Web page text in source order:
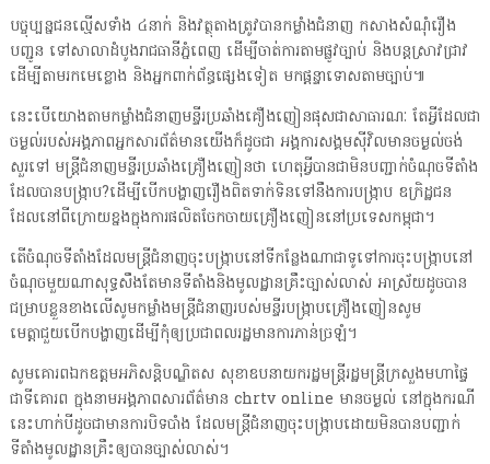
បច្ចុប្បន្នជនល្មើសទាំង ៤នាក់ និងវត្ថុតាងត្រូវបានកម្លាំងជំនាញ កសាងសំណុំរឿង
បញ្ជូន ទៅសាលាដំបូងរាជធានីភ្នំពេញ ដើម្បីចាត់ការតាមផ្លូវច្បាប់ និងបន្តស្រាវជ្រាវ
ដើម្បីតាមរកមេខ្លោង និងអ្នកពាក់ព័ន្ធផ្សេងទៀត មកផ្តន្ទាទោសតាមច្បាប់៕
នេះបើយោងតាមកម្លាំងជំនាញមន្ទីរប្រឆាំងគឿងញៀនផុសជាសាធារណៈ តែអ្វីដែលជា
ចម្ងល់របស់អង្គភាពអ្នកសារព័ត៌មានយើងក៏ដូចជា អង្គការសង្គមស៊ីវិលមានចម្ងល់ចង់
សួរទៅ មន្ត្រីជំនាញមន្ទីរប្រឆាំងគ្រឿងញៀនថា ហេតុអ្វីបានជាមិនបញ្ជាក់ចំណុចទីតាំង
ដែលបានបង្ក្រាប?ដើម្បីបើកបង្ហាញរឿងពិតទាក់ទិនទៅនឹងការបង្ក្រាប ឧក្រិដ្ឋជន
ដែលនៅពីក្រោយខ្នងក្នុងការផលិតចែកចាយគ្រឿងញៀននៅប្រទេសកម្ពុជា។
តើចំណុចទីតាំងដែលមន្ត្រីជំនាញចុះបង្ក្រាបនៅទីកន្លែងណាជាទូទៅការចុះបង្ក្រាបនៅ
ចំណុចមួយណាសុទ្ធសឹងតែមានទីតាំងនិងមូលដ្ឋានគ្រឹះច្បាស់លាស់ អាស្រ័យដូចបាន
ជម្រាបខ្លួនខាងលើសូមកម្លាំងមន្ត្រីជំនាញរបស់មន្ទីរបង្ក្រាបគ្រឿងញៀនសូម
មេត្តាជួយបើកបង្ហាញដើម្បីកុំឲ្យប្រជាពលរដ្ឋមានការភាន់ច្រឡំ។
សូមគោរពឯកឧត្តមអភិសន្តិបណ្ឌិតស សុខាឧបនាយករដ្ឋមន្ត្រីរដ្ឋមន្ត្រីក្រសួងមហាផ្ទៃ
ជាទីគោរព ក្នុងនាមអង្គភាពសារព័ត៌មាន chrtv online មានចម្ងល់ នៅក្នុងករណី
នេះហាក់បីដូចជាមានការបិទបាំង ដែលមន្ត្រីជំនាញចុះបង្ក្រាបដោយមិនបានបញ្ជាក់
ទីតាំងមូលដ្ឋានគ្រឹះឲ្យបានច្បាស់លាស់។